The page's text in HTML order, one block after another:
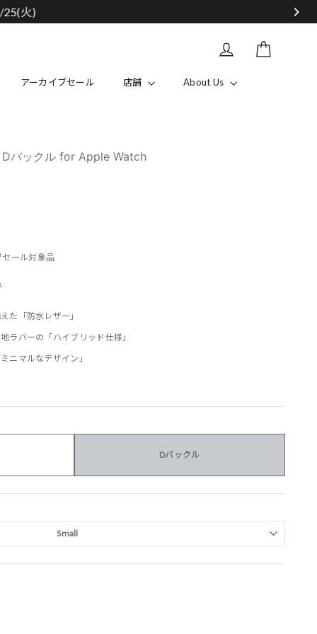
Log in
アーカイブセール 店舗 About Us
Dバックル for Apple Watch
ール対象品
た「防水レザー」
ラバーの「ハイブリッド仕様」
ニマルなデザイン」
Dバックル